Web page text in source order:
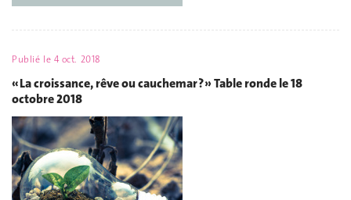
Publié le 4 oct. 2018
« La croissance, rêve ou cauchemar ? » Table ronde le 18
octobre 2018